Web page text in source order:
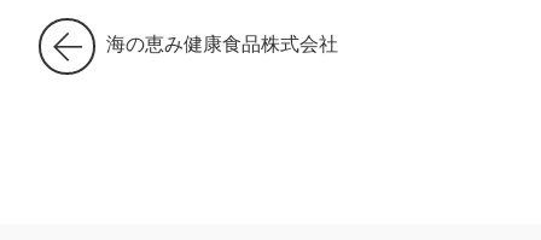
海の恵み健康食品株式会社